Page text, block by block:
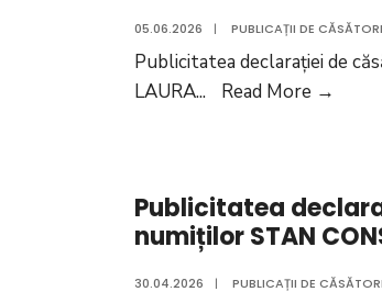
05.06.2026 | PUBLICAȚII DE
Publicitatea declarației de
LAURA... Read More →
din
data
Publicitatea
numiților STAN
30.04.2026 | PUBLICAȚII DE